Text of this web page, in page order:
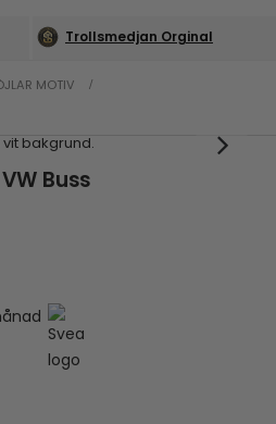
Trollsmedjan Orginal
MOTIV
Buss